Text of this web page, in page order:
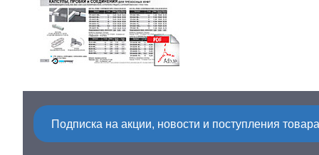
Подписка на акции, новости и поступления